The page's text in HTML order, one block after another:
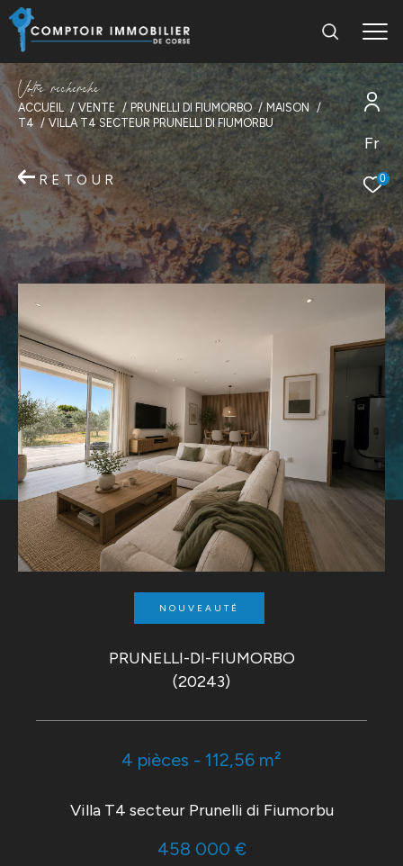
Fr
0
Votre recherche
ACCUEIL VENTE PRUNELLI DI FIUMORBO
MAISON
T4
VILLA T4 SECTEUR PRUNELLI DI FIUMORBU
RETOUR
NOUVEAUTÉ
PRUNELLI-DI-FIUMORBO
(20243)
4 pièces - 112,56 m²
Villa T4 secteur Prunelli di Fiumorbu
458 000 €